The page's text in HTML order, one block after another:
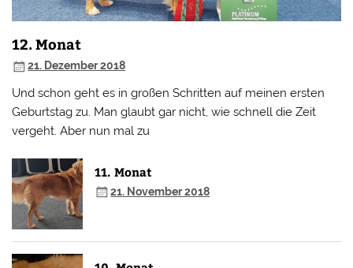
12. Monat
21. Dezember 2018
Und schon geht es in großen Schritten auf meinen ersten
Geburtstag zu. Man glaubt gar nicht, wie schnell die Zeit
vergeht. Aber nun mal zu
11. Monat
21. November 2018